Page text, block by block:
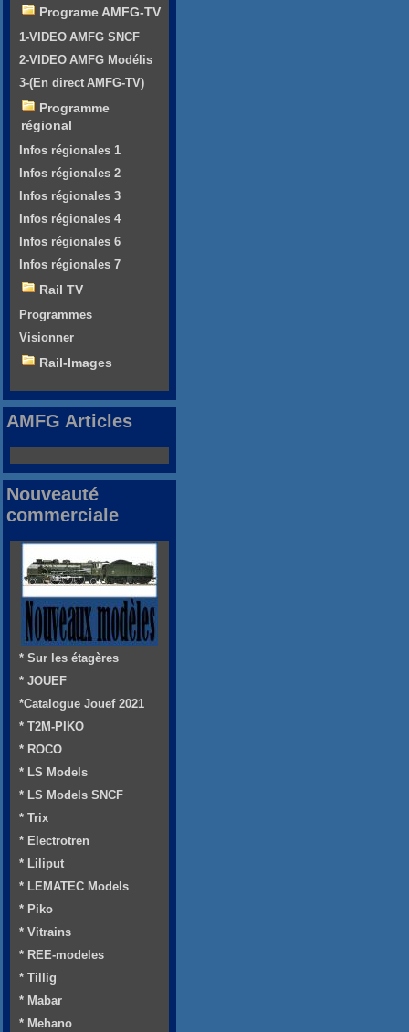
Programe AMFG-TV
1-VIDEO AMFG SNCF
2-VIDEO AMFG Modélis
3-(En direct AMFG-TV)
Programme
régional
Infos régionales 1
Infos régionales 2
Infos régionales 3
Infos régionales 4
Infos régionales 6
Infos régionales 7
Rail TV
Programmes
Visionner
Rail-Images
AMFG Articles
Nouveauté
commerciale
* Sur les étagères
* JOUEF
*Catalogue Jouef 2021
* T2M-PIKO
* ROCO
* LS Models
* LS Models SNCF
* Trix
* Electrotren
* Liliput
* LEMATEC Models
* Piko
* Vitrains
* REE-modeles
* Tillig
* Mabar
* Mehano